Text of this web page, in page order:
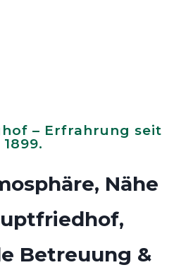
– Erfrahrung seit
1899.
Nähe
Betreuung &